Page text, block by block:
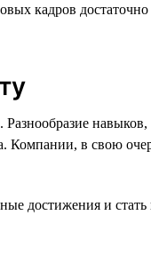
кадров
Компании, в свою
достижения и